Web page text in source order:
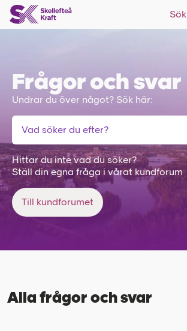
Sök
Frågor och svar
Undrar du över något? Sök här:
Hittar du inte vad du söker?
Ställ din egna fråga i vårat kundforum
Till kundforumet
Alla frågor och svar